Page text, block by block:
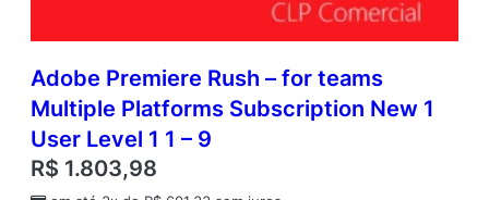
Adobe Premiere Rush – for teams
Multiple Platforms Subscription New 1
User Level 1 1 – 9
R$ 1.803,98